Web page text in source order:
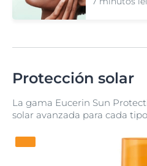
Protección solar
La gama Eucerin Sun
solar avanzada para cada